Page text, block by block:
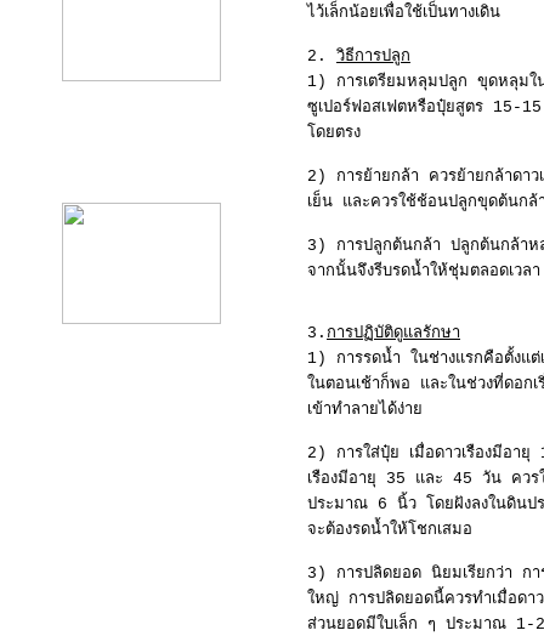
ไว้เล็กน้อยเพื่อใช้เป็นทางเดิน
2. วิธีการปลูก
1) การเตรียมหลุมปลูก ขุดหลุม
ซูเปอร์ฟอสเฟตหรือปุ๋ยสูตร 15-
โดยตรง
2) การย้ายกล้า ควรย้ายกล้าดา
เย็น และควรใช้ช้อนปลูกขุดต้นกล้
3) การปลูกต้นกล้า ปลูกต้นกล้าห
จากนั้นจึงรีบรดน้ำให้ชุ่มตลอดเวลา
3. การปฏิบัติดูแลรักษา
1) การรดน้ำ ในช่างแรกคือตั้งแ
ในตอนเช้าก็พอ และในช่วงที่ดอกเ
เข้าทำลายได้ง่าย
2) การใส่ปุ๋ย เมื่อดาวเรืองมีอ
เรืองมีอายุ 35 และ 45 วัน คว
ประมาณ 6 นิ้ว โดยฝังลงในดินป
จะต้องรดน้ำให้โชกเสมอ
3) การปลิดยอด นิยมเรียกว่า กา
ใหญ่ การปลิดยอดนี้ควรทำเมื่อด
ส่วนยอดมีใบเล็ก ๆ ประมาณ 1-2